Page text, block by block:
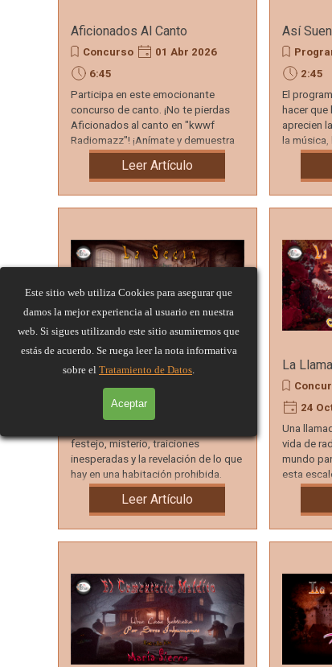
Este sitio web utiliza Cookies para asegurar que
damos la mejor experiencia al usuario en nuestra
web. Si sigues utilizando este sitio asumiremos que
estás de acuerdo. Se ruega leer la nota informativa
sobre el Tratamiento de Datos
Aceptar
Aficionados Al Canto
Concurso
01 Abr 2026
6:45
Participa en este emocionante
concurso de canto. ¡No te pierdas
Aficionados al canto en "kwwf
Radiomazz"! ¡Anímate y demuestra
tu talento!
Leer Artículo
Así
2:45
El
hacer
aprecien
la
mexicana.
La Secta
Concurso Aniversario
25 Oct 2023
festejo, misterio, traiciones
inesperadas y la revelación de lo que
hay en una habitación prohibida.
¡Una experiencia intrigante!
Leer Artículo
La
24
Una
vida de
mundo
esta